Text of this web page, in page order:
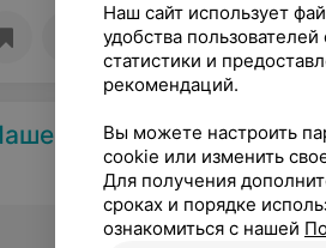
Отзывы26
Наш сайт использует
удобства
статистики и
рекомендаций.
Вы можете настроить
cookie или изменить
Для получения
сроках и порядке
ознакомиться с нашей